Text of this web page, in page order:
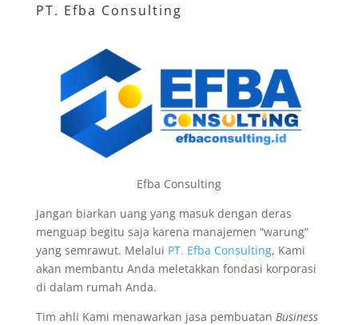
PT. Efba Consulting
Efba Consulting
Jangan biarkan uang yang masuk dengan deras
menguap begitu saja karena manajemen “warung”
yang semrawut. Melalui PT. Efba Consulting, Kami
akan membantu Anda meletakkan fondasi korporasi
di dalam rumah Anda.
Tim ahli Kami menawarkan jasa pembuatan Business